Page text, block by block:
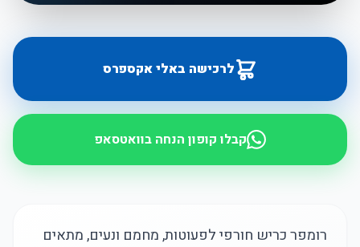
לרכישה באלי אקספרס
קבלו קופון הנחה בוואטסאפ
רומפר כריש חורפי לפעוטות, מחמם ונעים, מתאים